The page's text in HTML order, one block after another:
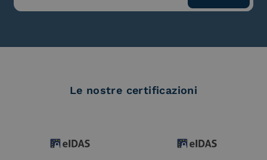
Le nostre certificazioni